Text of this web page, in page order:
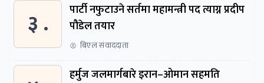
३ .
पार्टी नफुटाउने सर्तमा महामन्त्री पद त्याग्न प्रदीप
पौडेल तयार
बिएल संवाददाता
हर्मुज जलमार्गबारे इरान–ओमान सहमति